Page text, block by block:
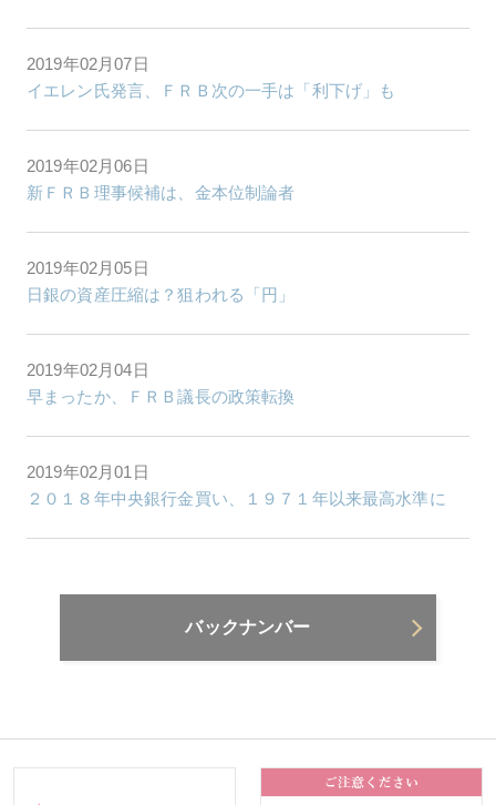
2019年02月07日
イエレン氏発言、ＦＲＢ次の一手は「利下げ」も
2019年02月06日
新ＦＲＢ理事候補は、金本位制論者
2019年02月05日
日銀の資産圧縮は？狙われる「円」
2019年02月04日
早まったか、ＦＲＢ議長の政策転換
2019年02月01日
２０１８年中央銀行金買い、１９７１年以来最高水準に
バックナンバー